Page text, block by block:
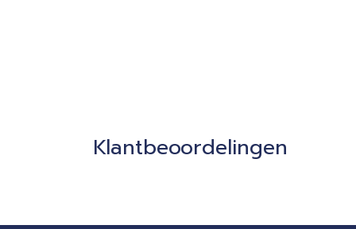
Klantbeoordelingen